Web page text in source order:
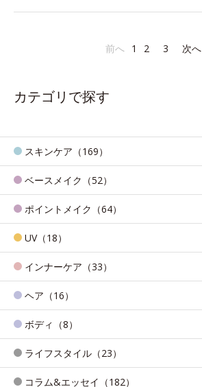
前へ 1 2 3 次へ
カテゴリで探す
スキンケア（169）
ベースメイク（52）
ポイントメイク（64）
UV（18）
インナーケア（33）
ヘア（16）
ボディ（8）
ライフスタイル（23）
コラム&エッセイ（182）